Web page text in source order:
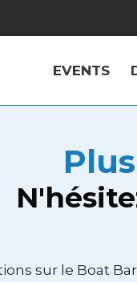
EVENTS
sur le Boat Bar